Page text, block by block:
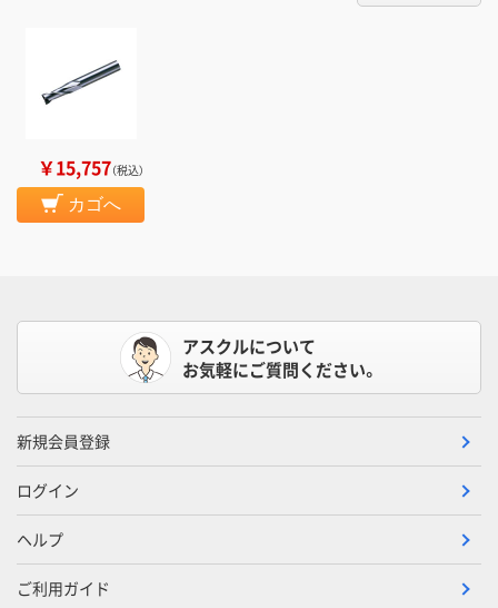
￥15,757（税込）
カゴへ
アスクルについて
お気軽にご質問ください。
新規会員登録
ログイン
ヘルプ
ご利用ガイド